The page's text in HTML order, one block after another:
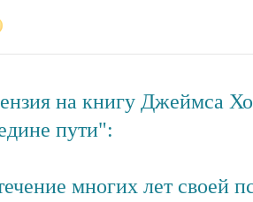
на книгу Джеймса
пути":
многих лет своей